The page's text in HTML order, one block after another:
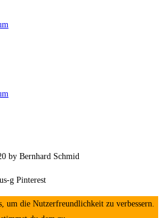
by Bernhard Schmid
g Pinterest
um die Nutzerfreundlichkeit zu verbessern.